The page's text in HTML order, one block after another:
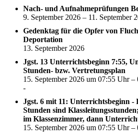
Nach- und Aufnahmeprüfungen
9. September 2026 – 11. September
Gedenktag für die Opfer von
Deportation
13. September 2026
Jgst. 13 Unterrichtsbeginn 7:55,
Stunden- bzw. Vertretungsplan
15. September 2026 um 07:55 Uhr –
-
Jgst. 6 mit 11: Unterrichtsbeginn -
Stunden sind
im Klassenzimmer, dann
15. September 2026 um 07:55 Uhr –